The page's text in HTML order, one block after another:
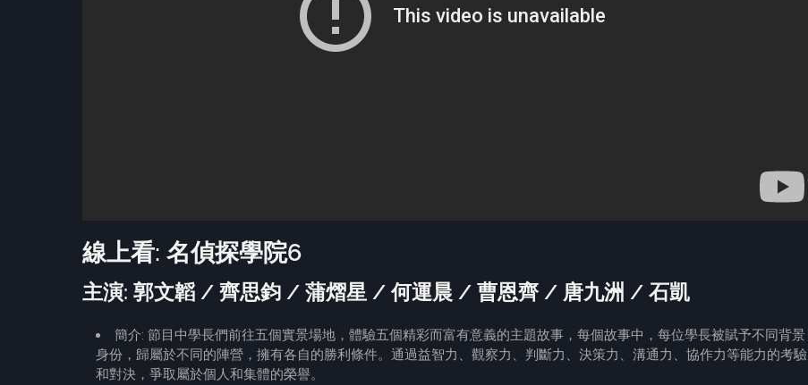
線上看: 名偵探學院6
主演: 郭文韜 / 齊思鈞 / 蒲熠星 / 何運晨 / 曹恩齊 / 唐九洲 / 石凱
簡介: 節目中學長們前往五個實景場地，體驗五個精彩而富有意義的主題故事，每個故事中，每位學長被賦予不同背景
身份，歸屬於不同的陣營，擁有各自的勝利條件。通過益智力、觀察力、判斷力、決策力、溝通力、協作力等能力的考驗
和對決，爭取屬於個人和集體的榮譽。